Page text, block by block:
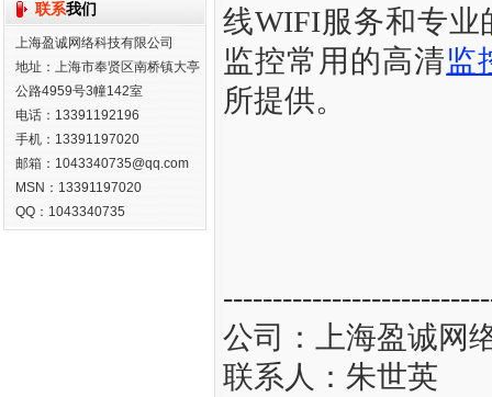
线WIFI服务和专
监控常用的高清监
所提供。
公司：上海盈诚网
联系人：朱世英
联系我们
上海盈诚网络科技有限公司
地址：上海市奉贤区南桥镇大亭
公路4959号3幢142室
电话：13391192196
手机：13391197020
邮箱：1043340735@qq.com
MSN：13391197020
QQ：1043340735